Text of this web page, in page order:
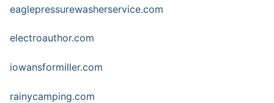
eaglepressurewasherservice.com
electroauthor.com
iowansformiller.com
rainycamping.com